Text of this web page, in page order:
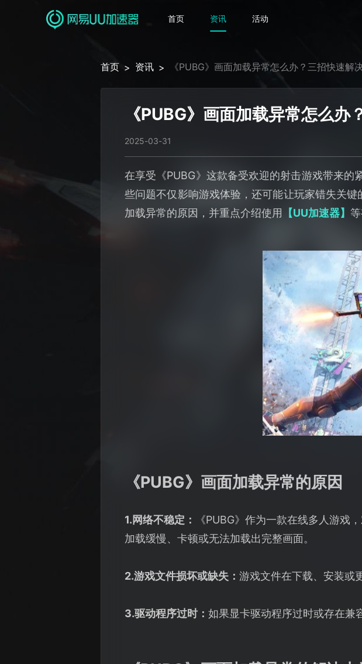
首页 资讯 活动
首页 > 资讯 > 《PUBG》画面加载异常怎么办？三招快速解
《PUBG》画面加载异常怎么办
2025-03-31
在享受《PUBG》这款备受欢迎的射击游戏带来
些问题不仅影响游戏体验，还可能让玩家错失关
加载异常的原因，并重点介绍使用
【UU加速器】
《PUBG》画面加载异常的原因
1.网络不稳定：
《PUBG》作为一款在线多人游戏
加载缓慢、卡顿或无法加载出完整画面。
2.游戏文件损坏或缺失： 游戏文件在下载、安装或
3.驱动程序过时： 如果显卡驱动程序过时或存在兼